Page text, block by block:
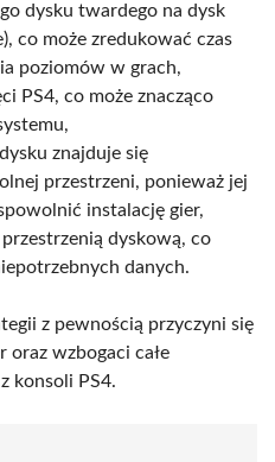
dysku twardego na dysk
co może zredukować czas
poziomów w grach,
PS4, co może znacząco
znajduje się
przestrzeni, ponieważ jej
instalację gier,
dyskową, co
danych.
z pewnością przyczyni się
oraz wzbogaci całe
konsoli PS4.